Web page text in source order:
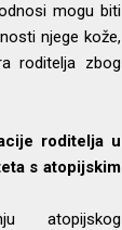
mogu biti
njege kože,
roditelja zbog
roditelja u
s atopijskim
atopijskog